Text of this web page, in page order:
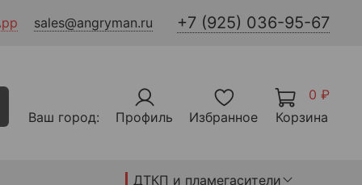
sales@angryman.ru +7 (925) 036-95-67
Ваш город: Профиль Избранное
0 ₽
Корзина
ДТКП и пламегасители